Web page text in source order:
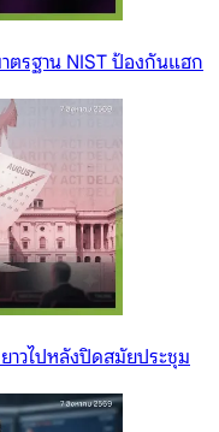
ตรฐาน NIST ป้องกันแฮก
าวไปหลังปิดสมัยประชุม